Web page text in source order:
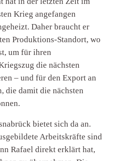
Krieg angefangen
Daher braucht er
Produktions-Standort, wo
um für ihren
die nächsten
– und für den Export an
die damit die nächsten
bietet sich da an.
Arbeitskräfte sind
Rafael direkt erklärt hat,